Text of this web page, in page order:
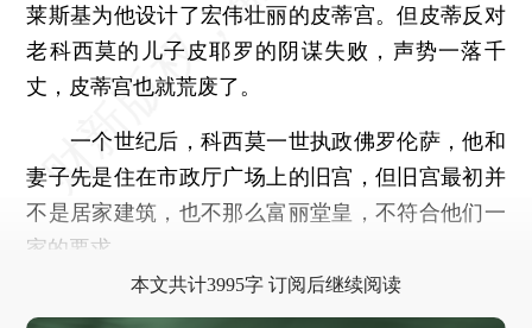
莱斯基为他设计了宏伟壮丽的皮蒂宫。但皮蒂反对
老科西莫的儿子皮耶罗的阴谋失败，声势一落千
丈，皮蒂宫也就荒废了。
一个世纪后，科西莫一世执政佛罗伦萨，他和
妻子先是住在市政厅广场上的旧宫，但旧宫最初并
不是居家建筑，也不那么富丽堂皇，不符合他们一
家的要求。
本文共计3995字 订阅后继续阅读